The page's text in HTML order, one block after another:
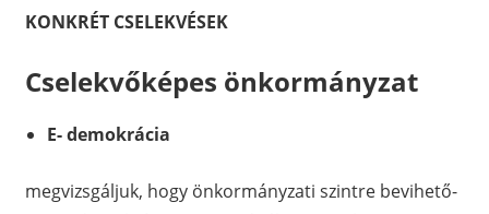
KONKRÉT CSELEKVÉSEK
Cselekvőképes önkormányzat
E- demokrácia
megvizsgáljuk, hogy önkormányzati szintre bevihető-